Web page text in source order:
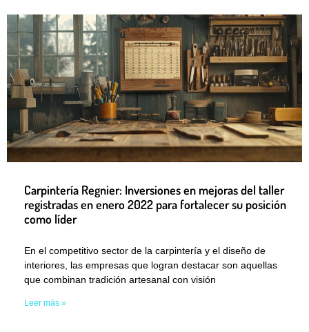
Carpintería Regnier: Inversiones en mejoras del taller
registradas en enero 2022 para fortalecer su posición
como líder
En el competitivo sector de la carpintería y el diseño de
interiores, las empresas que logran destacar son aquellas
que combinan tradición artesanal con visión
Leer más »